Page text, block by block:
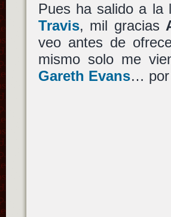
Pues ha salido a
Travis, mil gracias
veo antes de
mismo solo me
Gareth Evans… por